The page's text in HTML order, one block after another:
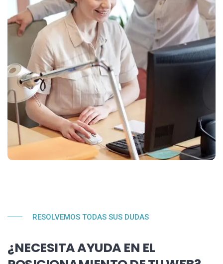
RESOLVEMOS TODAS SUS DUDAS
¿NECESITA AYUDA EN EL